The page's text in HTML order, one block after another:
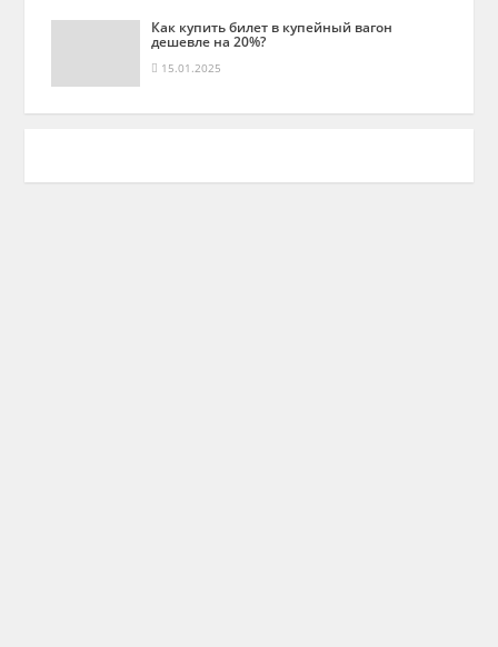
Как купить билет в купейный вагон
дешевле на 20%?
15.01.2025